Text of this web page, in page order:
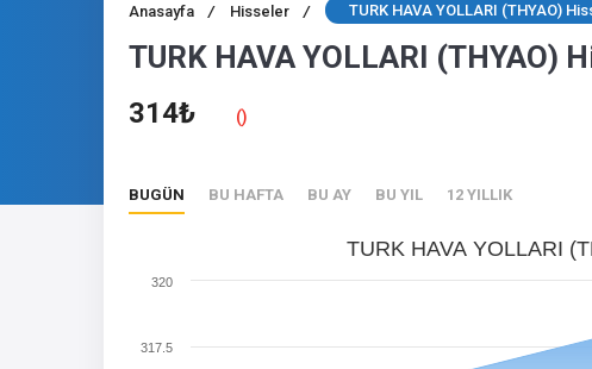
Anasayfa / Hisseler / TURK HAVA YOLLARI (THYAO)
TURK HAVA YOLLARI (THYAO)
314₺ ()
BUGÜN BU HAFTA BU AY BU YIL 12 YILLIK
TURK HAVA YOLLARI
317.5
320